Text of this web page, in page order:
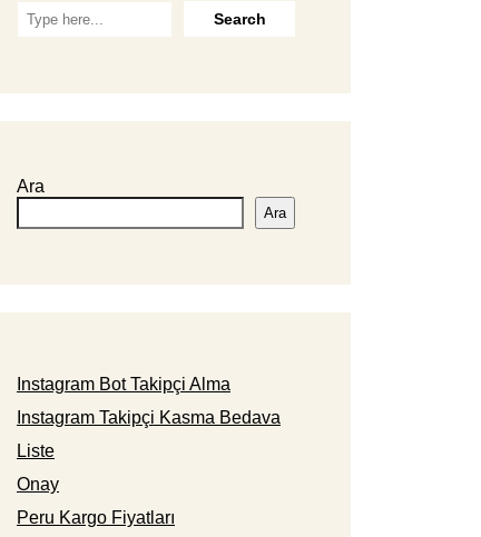
Ara
Ara
Instagram Bot Takipçi Alma
Instagram Takipçi Kasma Bedava
Liste
Onay
Peru Kargo Fiyatları